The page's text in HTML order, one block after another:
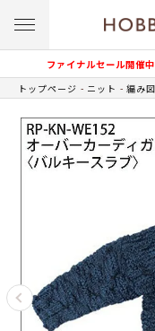
ファイナルセール開催
トップページ ニット 編み図